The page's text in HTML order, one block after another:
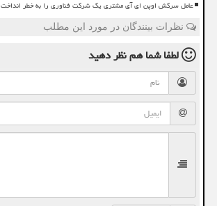
عامل سرکش اوپن ای آی مشتری یک شرکت فناوری را به خطر انداخت
نظرات بینندگان در مورد این مطلب
لطفا شما همنظر دهید